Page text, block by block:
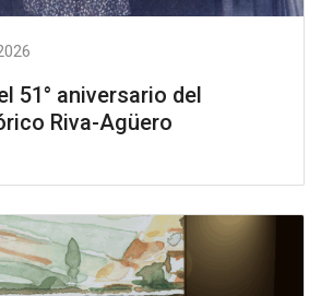
51° aniversario del
Riva-Agüero